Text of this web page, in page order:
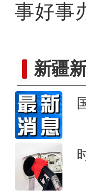
事好事
新疆